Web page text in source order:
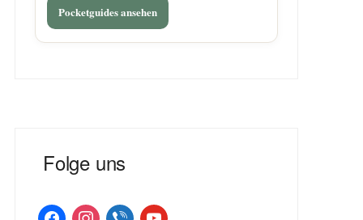
Pocketguides ansehen
Folge uns
facebookinstagramviber youtube